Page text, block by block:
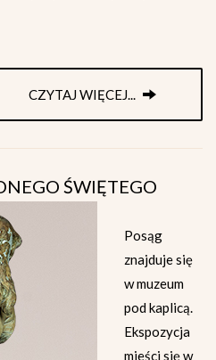
CZYTAJ WIĘCEJ...
ŚWIĘTEGO
Posąg
znajduje się
w muzeum
pod kaplicą.
Ekspozycja
mieści się w